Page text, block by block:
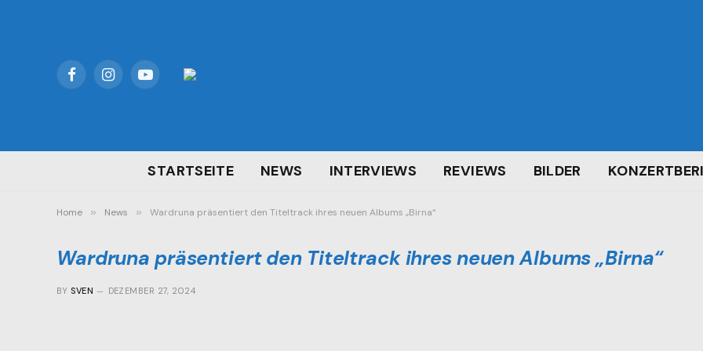
FacebookInstagramYouTube
STARTSEITE NEWS INTERVIEWS REVIEWS BILDER
Home » News » Wardruna präsentiert den Titeltrack ihres neuen Albums „Birna“
Wardruna präsentiert den Titeltrack ihres neuen Albums „Birna“
BY SVEN DEZEMBER 27, 2024